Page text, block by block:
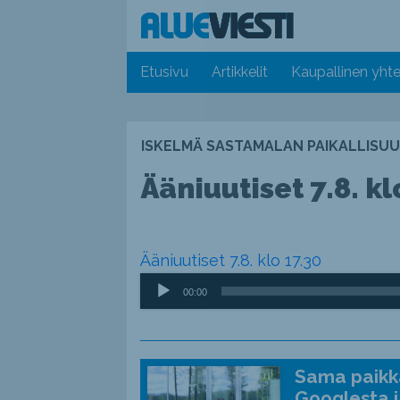
Etusivu Artikkelit Kaupallinen
ISKELMÄ SASTAMALAN
Ääniuutiset 7.8.
Ääniuutiset 7.8. klo 17.30
Äänitoistin
00:00
Sama